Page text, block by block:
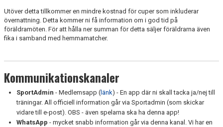
Utöver detta tillkommer en mindre kostnad för cuper som inkluderar
övernattning. Detta kommer ni få information om i god tid på
föräldramöten. För att hålla ner summan för detta säljer föräldrarna även
fika i samband med hemmamatcher.
Kommunikationskanaler
SportAdmin - Medlemsapp ( länk) - En app där ni skall tacka ja/nej till
träningar. All officiell information går via Sportadmin (som skickar
vidare till e-post). OBS - även spelarna ska ha denna app!
WhatsApp - mycket snabb information går via denna kanal. Vi har en